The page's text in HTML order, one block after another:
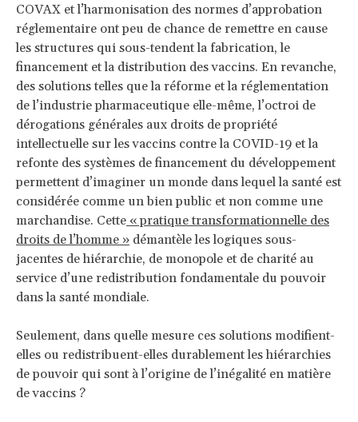
COVAX et l’harmonisation des normes d’approbation
réglementaire ont peu de chance de remettre en cause
les structures qui sous-tendent la fabrication, le
financement et la distribution des vaccins. En revanche,
des solutions telles que la réforme et la réglementation
de l’industrie pharmaceutique elle-même, l’octroi de
dérogations générales aux droits de propriété
intellectuelle sur les vaccins contre la COVID-19 et la
refonte des systèmes de financement du développement
permettent d’imaginer un monde dans lequel la santé est
considérée comme un bien public et non comme une
marchandise. Cette « pratique transformationnelle des
droits de l’homme » démantèle les logiques sous-
jacentes de hiérarchie, de monopole et de charité au
service d’une redistribution fondamentale du pouvoir
dans la santé mondiale.
Seulement, dans quelle mesure ces solutions modifient-
elles ou redistribuent-elles durablement les hiérarchies
de pouvoir qui sont à l’origine de l’inégalité en matière
de vaccins ?